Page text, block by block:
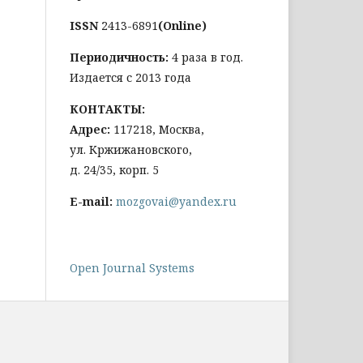
ISSN 2413-6891(Online)
Периодичность: 4 раза в год.
Издается с 2013 года
КОНТАКТЫ:
Адрес: 117218, Москва,
ул. Кржижановского,
д. 24/35, корп. 5
E-mail: mozgovai@yandex.ru
Open Journal Systems